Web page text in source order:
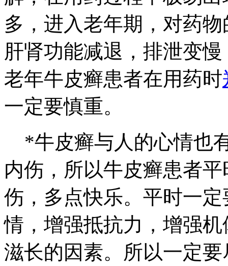
多，进入老年期，对药
肝肾功能减退，排泄变
老年牛皮癣患者在用药时
一定要慎重。
*牛皮癣与人的心情也
内伤，所以牛皮癣患者
伤，多点快乐。平时一
情，增强抵抗力，增强
滋长的因素。所以一定